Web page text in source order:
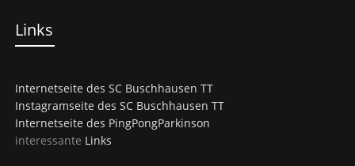
Links
Internetseite des SC Buschhausen TT
Instagramseite des SC Buschhausen TT
Internetseite des PingPongParkinson
interessante Links